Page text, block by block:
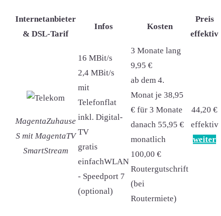
Internetanbieter
& DSL-Tarif
Infos Kosten
Preis
effektiv
MagentaZuhause
S mit MagentaTV
SmartStream
16 MBit/s
2,4 MBit/s
mit
Telefonflat
inkl. Digital-
TV
gratis
einfachWLAN
- Speedport 7
(optional)
3 Monate lang
9,95 €
ab dem 4.
Monat je 38,95
€ für 3 Monate
danach 55,95 €
monatlich
100,00 €
Routergutschrift
(bei
Routermiete)
44,20 €
effektiv
weiter